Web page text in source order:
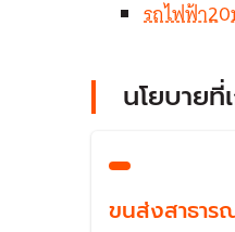
รถไฟฟ้า
นโยบาย
ขนส่งสาธาร